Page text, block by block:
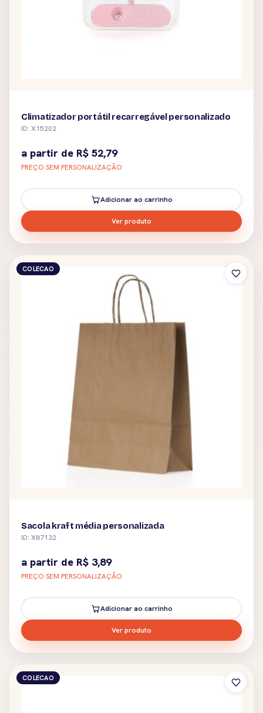
Climatizador portátil recarregável personalizado
ID: X15202
a partir de R$ 52,79
PREÇO SEM PERSONALIZAÇÃO
Adicionar ao carrinho
Ver produto
COLECAO
Sacola kraft média personalizada
ID: X87132
a partir de R$ 3,89
PREÇO SEM PERSONALIZAÇÃO
Adicionar ao carrinho
Ver produto
COLECAO